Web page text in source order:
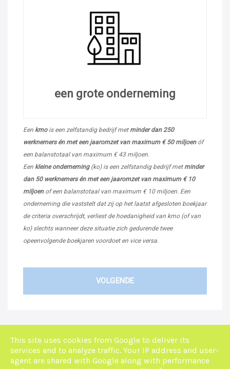
een grote onderneming
Een kmois een zelfstandig bedrijf met minder dan 250
werknemers én met een jaaromzet van maximum € 50 miljoenóf
een balanstotaal van maximum € 43 miljoen.
Een kleine onderneming(ko) is een zelfstandig bedrijf met minder
dan 50 werknemers én met een jaaromzet van maximum € 10
miljoenof een balanstotaal van maximum € 10 miljoen. Een
onderneming die vaststelt dat zij op het laatst afgesloten boekjaar
de criteria overschrijdt, verliest de hoedanigheid van kmo (of van
ko) slechts wanneer deze situatie zich gedurende twee
opeenvolgende boekjaren voordoet en vice versa.
VOLGENDE
This site uses cookies from Google to deliver its
services and to analyze traffic. Your IP address and user-
agent are shared with Google along with performance